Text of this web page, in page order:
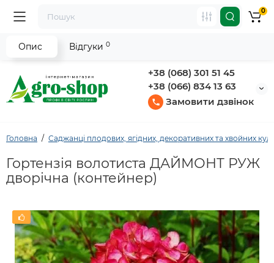
+38 (068) 301 51 45
+38 (066) 834 13 63
Замовити дзвінок
0
Головна Саджанці плодових, ягідних, декоративних та хвойних
Гортензія волотиста ДАЙМОНТ РУЖ
дворічна (контейнер)
Опис Відгуки 0